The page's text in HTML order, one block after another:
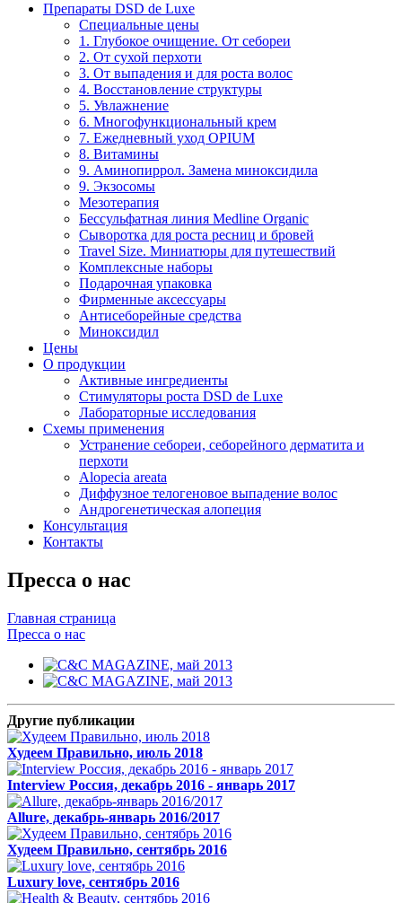
Препараты DSD de Luxe
Специальные цены
1. Глубокое очищение. От себореи
2. От сухой перхоти
3. От выпадения и для роста волос
4. Восстановление структуры
5. Увлажнение
6. Многофункциональный крем
7. Ежедневный уход OPIUM
8. Витамины
9. Аминопиррол. Замена миноксидила
9. Экзосомы
Мезотерапия
Бессульфатная линия Medline Organic
Сыворотка для роста ресниц и бровей
Travel Size. Миниатюры для путешествий
Комплексные наборы
Подарочная упаковка
Фирменные аксессуары
Антисеборейные средства
Миноксидил
Цены
О продукции
Активные ингредиенты
Стимуляторы роста DSD de Luxe
Лабораторные исследования
Схемы применения
Устранение себореи, себорейного дерматита и
перхоти
Alopecia areata
Диффузное телогеновое выпадение волос
Андрогенетическая алопеция
Консультация
Контакты
Пресса о нас
Главная страница
Пресса о нас
Другие публикации
Худеем Правильно, июль 2018
Interview Россия, декабрь 2016 - январь 2017
Allure, декабрь-январь 2016/2017
Худеем Правильно, сентябрь 2016
Luxury love, сентябрь 2016